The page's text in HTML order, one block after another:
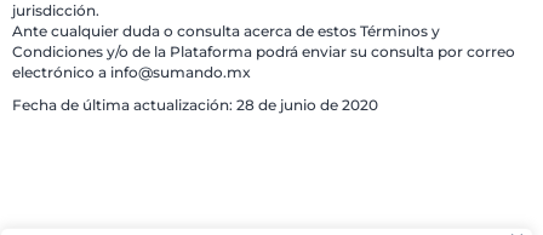
jurisdicción.
Ante cualquier duda o consulta acerca de estos Términos y
Condiciones y/o de la Plataforma podrá enviar su consulta por correo
electrónico a info@sumando.mx
Fecha de última actualización: 28 de junio de 2020